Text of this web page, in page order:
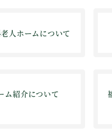
人ホームについて
ム紹介について